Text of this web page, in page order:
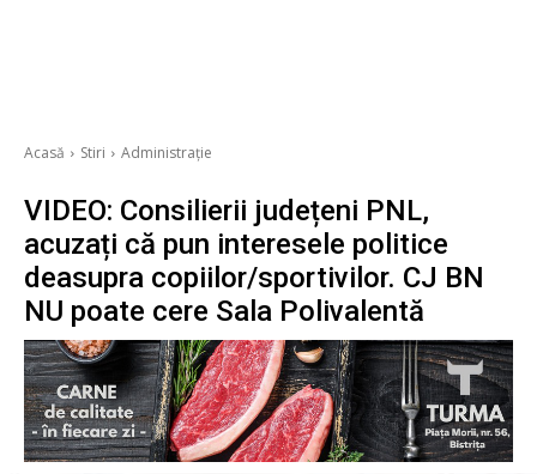
Acasă Stiri Administrație
VIDEO: Consilierii județeni PNL,
acuzați că pun interesele politice
deasupra copiilor/sportivilor. CJ BN
NU poate cere Sala Polivalentă